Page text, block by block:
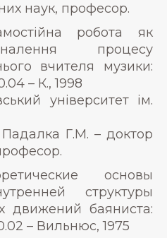
наук, професор.
робота як
процесу
вчителя музики:
– К., 1998
університет ім.
Г.М. – доктор
основы
структуры
движений баяниста:
– Вильнюс, 1975